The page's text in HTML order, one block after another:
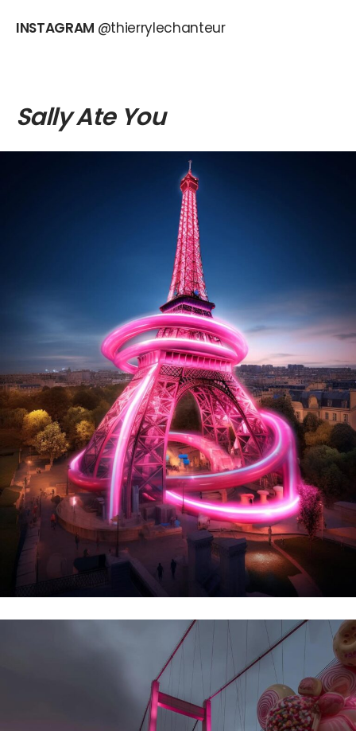
INSTAGRAM @thierrylechanteur
Sally Ate You